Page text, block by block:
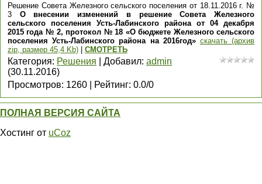
Решение Совета Железного сельского поселения от 18.11.2016 г. №
3 О внесении изменений в решение Совета Железного
сельского поселения Усть-Лабинского района от 04 декабря
2015 года № 2, протокол № 18 «О бюджете Железного сельского
поселения Усть-Лабинского района на 2016год» скачать (архив
zip, размер 45,4 Kb) | СМОТРЕТЬ
Категория: Решения Добавил: admin
(30.11.2016)
Просмотров: 1260 Рейтинг: 0.0/0
ПОЛНАЯ ВЕРСИЯ САЙТА
Хостинг от uCoz